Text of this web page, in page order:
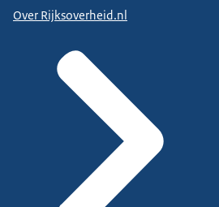
Over Rijksoverheid.nl